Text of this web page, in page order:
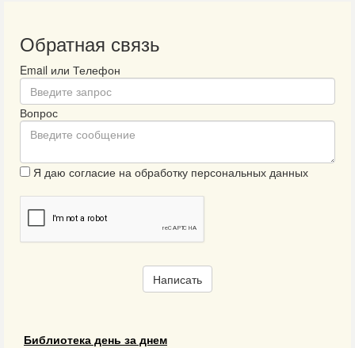
Обратная связь
Email или Телефон
Вопрос
Я даю согласие на обработку персональных данных
Написать
Библиотека день за днем